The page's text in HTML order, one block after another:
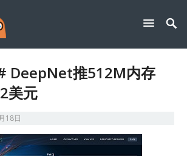
DeepNet推512M内存
美元
18日